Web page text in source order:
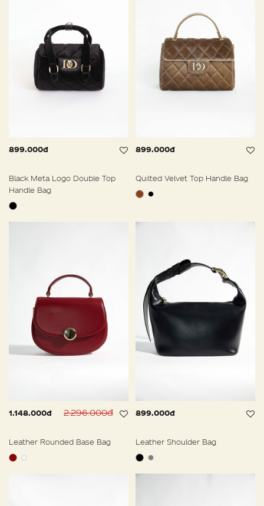
899.000đ
Black Meta Logo Double Top
Handle Bag
899.000đ
Quilted Velvet Top Handle Bag
1.148.000đ 2.296.000đ
Leather Rounded Base Bag
899.000đ
Leather Shoulder Bag